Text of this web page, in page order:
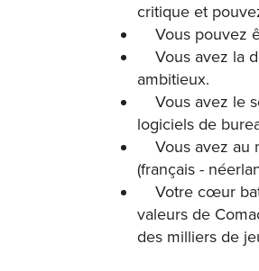
critique et
Vous pouvez
Vous avez la
ambitieux.
Vous avez le
logiciels de
Vous avez au
(français -
Votre cœur
valeurs de
des milliers de